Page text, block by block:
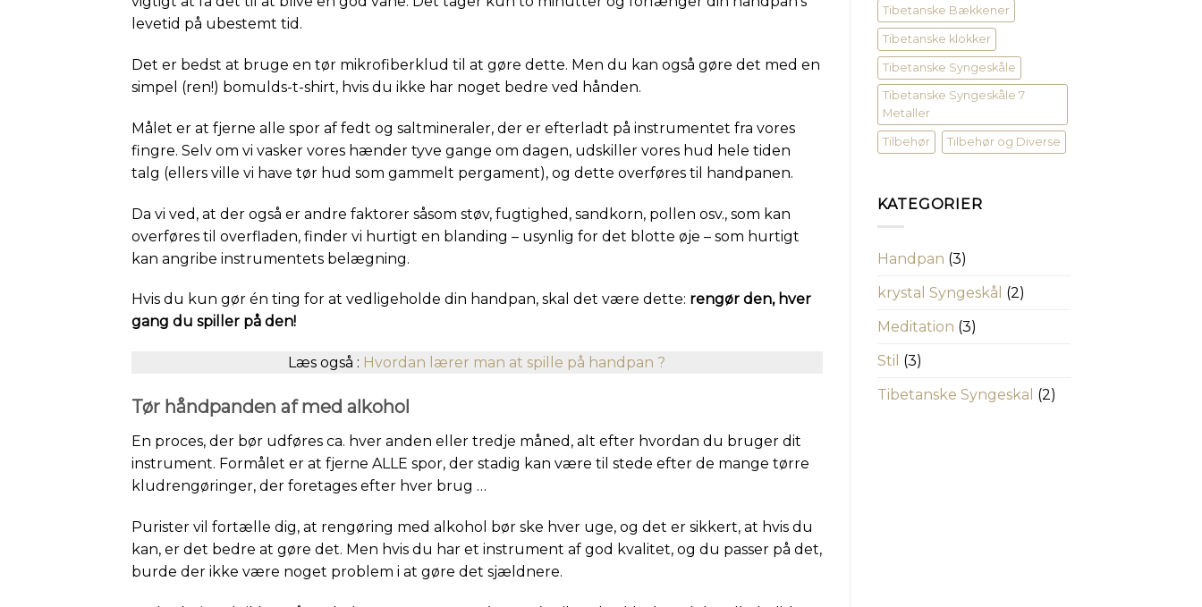
levetid på ubestemt tid.
Det er bedst at bruge en tør mikrofiberklud til at gøre dette. Men du kan også gøre det med en
simpel (ren!) bomulds-t-shirt, hvis du ikke har noget bedre ved hånden.
Målet er at fjerne alle spor af fedt og saltmineraler, der er efterladt på instrumentet fra vores
fingre. Selv om vi vasker vores hænder tyve gange om dagen, udskiller vores hud hele tiden
talg (ellers ville vi have tør hud som gammelt pergament), og dette overføres til handpanen.
Da vi ved, at der også er andre faktorer såsom støv, fugtighed, sandkorn, pollen osv., som kan
overføres til overfladen, finder vi hurtigt en blanding – usynlig for det blotte øje – som hurtigt
kan angribe instrumentets belægning.
Hvis du kun gør én ting for at vedligeholde din handpan, skal det være dette: rengør den, hver
gang du spiller på den!
Læs også : Hvordan lærer man at spille på handpan ?
Tør håndpanden af med alkohol
En proces, der bør udføres ca. hver anden eller tredje måned, alt efter hvordan du bruger dit
instrument. Formålet er at fjerne ALLE spor, der stadig kan være til stede efter de mange tørre
kludrengøringer, der foretages efter hver brug …
Purister vil fortælle dig, at rengøring med alkohol bør ske hver uge, og det er sikkert, at hvis du
kan, er det bedre at gøre det. Men hvis du har et instrument af god kvalitet, og du passer på det,
burde der ikke være noget problem i at gøre det sjældnere.
Tibetanske Bækkener
Tibetanske klokker
Tibetanske Syngeskåle
Tibetanske Syngeskåle 7
Metaller
Tilbehør Tilbehør og Diverse
KATEGORIER
Handpan (3)
krystal Syngeskål (2)
Meditation (3)
Stil (3)
Tibetanske Syngeskal (2)